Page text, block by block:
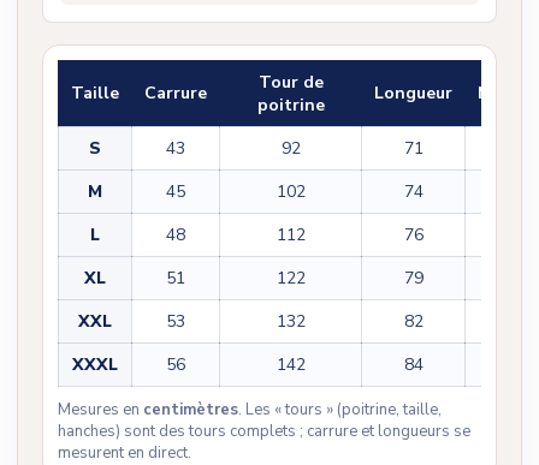
Taille Carrure
Tour de
poitrine
Longueur
S 43 92 71
M
45 102 74
L
48 112 76
XL
51 122 79
XXL
53 132 82
XXXL
56 142 84
Mesures en centimètres. Les « tours » (poitrine, taille,
hanches) sont des tours complets ; carrure et longueurs se
mesurent en direct.